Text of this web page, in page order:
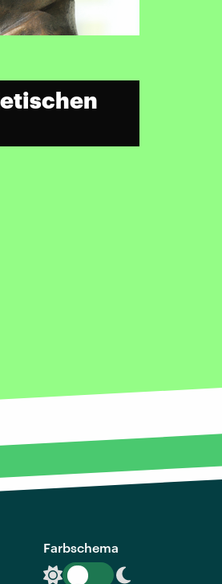
Farbschema